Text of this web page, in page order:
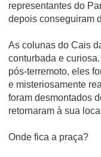
representantes do
depois conseguiram
As colunas do Cais
conturbada e
pós-terremoto, eles
e misteriosamente
foram desmontados
retornaram à sua
Onde fica a praça?